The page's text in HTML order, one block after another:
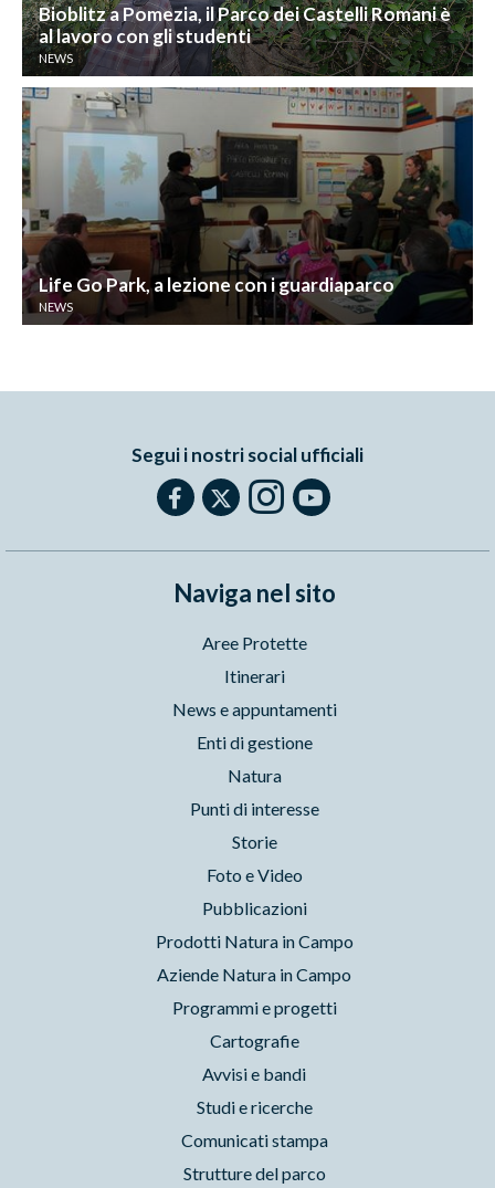
Bioblitz a Pomezia, il Parco dei Castelli Romani è
al lavoro con gli studenti
NEWS
Life Go Park, a lezione con i guardiaparco
NEWS
Segui i nostri social ufficiali
Naviga nel sito
Aree Protette
Itinerari
News e appuntamenti
Enti di gestione
Natura
Punti di interesse
Storie
Foto e Video
Pubblicazioni
Prodotti Natura in Campo
Aziende Natura in Campo
Programmi e progetti
Cartografie
Avvisi e bandi
Studi e ricerche
Comunicati stampa
Strutture del parco